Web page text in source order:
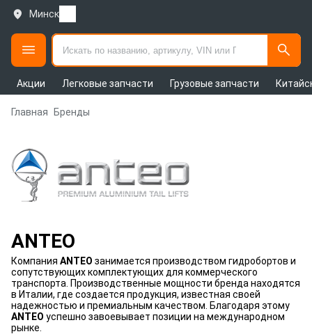
Минск
Акции Легковые запчасти Грузовые запчасти
Главная Бренды
ANTEO
Компания ANTEO занимается производством гидробортов и
сопутствующих комплектующих для коммерческого
транспорта. Производственные мощности бренда находятся
в Италии, где создается продукция, известная своей
надежностью и премиальным качеством. Благодаря этому
ANTEO успешно завоевывает позиции на международном
рынке.